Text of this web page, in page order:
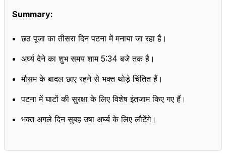
Summary:
छठ पूजा का तीसरा दिन पटना में मनाया जा रहा है।
अर्घ्य देने का शुभ समय शाम 5:34 बजे तक है।
मौसम के बादल छाए रहने से भक्त थोड़े चिंतित हैं।
पटना में घाटों की सुरक्षा के लिए विशेष इंतजाम किए गए हैं।
भक्त अगले दिन सुबह उषा अर्घ्य के लिए लौटेंगे।